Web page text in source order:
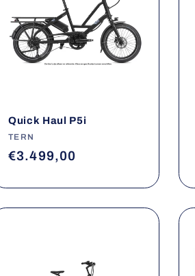
Quick Haul P5i
Fournisseur :
TERN
Prix
€3.499,00